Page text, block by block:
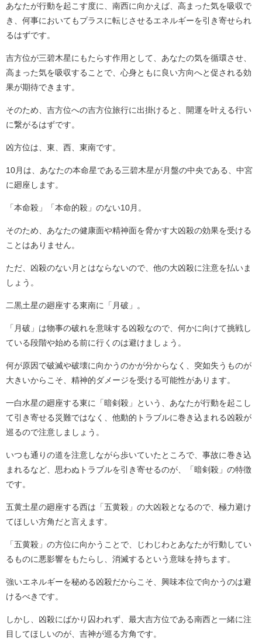
あなたが行動を起こす度に、南西に向かえば、高まった気を吸収で
き、何事においてもプラスに転じさせるエネルギーを引き寄せられ
るはずです。
吉方位が三碧木星にもたらす作用として、あなたの気を循環させ、
高まった気を吸収することで、心身ともに良い方向へと促される効
果が期待できます。
そのため、吉方位への吉方位旅行に出掛けると、開運を叶える行い
に繋がるはずです。
凶方位は、東、西、東南です。
10月は、あなたの本命星である三碧木星が月盤の中央である、中宮
に廻座します。
「本命殺」「本命的殺」のない10月。
そのため、あなたの健康面や精神面を脅かす大凶殺の効果を受ける
ことはありません。
ただ、凶殺のない月とはならないので、他の大凶殺に注意を払いま
しょう。
二黒土星の廻座する東南に「月破」。
「月破」は物事の破れを意味する凶殺なので、何かに向けて挑戦し
ている段階や始める前に行くのは避けましょう。
何が原因で破滅や破壊に向かうのかが分からなく、突如失うものが
大きいからこそ、精神的ダメージを受ける可能性があります。
一白水星の廻座する東に「暗剣殺」という、あなたが行動を起こし
て引き寄せる災難ではなく、他動的トラブルに巻き込まれる凶殺が
巡るので注意しましょう。
いつも通りの道を注意しながら歩いていたところで、事故に巻き込
まれるなど、思わぬトラブルを引き寄せるのが、「暗剣殺」の特徴
です。
五黄土星の廻座する西は「五黄殺」の大凶殺となるので、極力避け
てほしい方角だと言えます。
「五黄殺」の方位に向かうことで、じわじわとあなたが行動してい
るものに悪影響をもたらし、消滅するという意味を持ちます。
強いエネルギーを秘める凶殺だからこそ、興味本位で向かうのは避
けるべきです。
しかし、凶殺にばかり囚われず、最大吉方位である南西と一緒に注
目してほしいのが、吉神が巡る方角です。